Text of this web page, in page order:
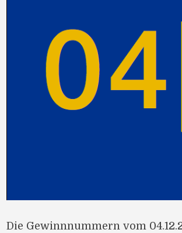
Die Gewinnnummern vom